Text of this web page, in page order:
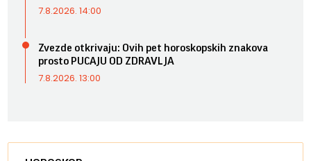
7.8.2026. 14:00
Zvezde otkrivaju: Ovih pet horoskopskih znakova
prosto PUCAJU OD ZDRAVLJA
7.8.2026. 13:00